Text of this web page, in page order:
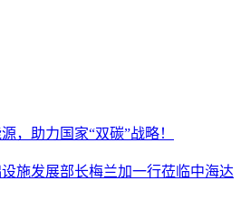
，助力国家“双碳”战略！
施发展部长梅兰加一行莅临中海达